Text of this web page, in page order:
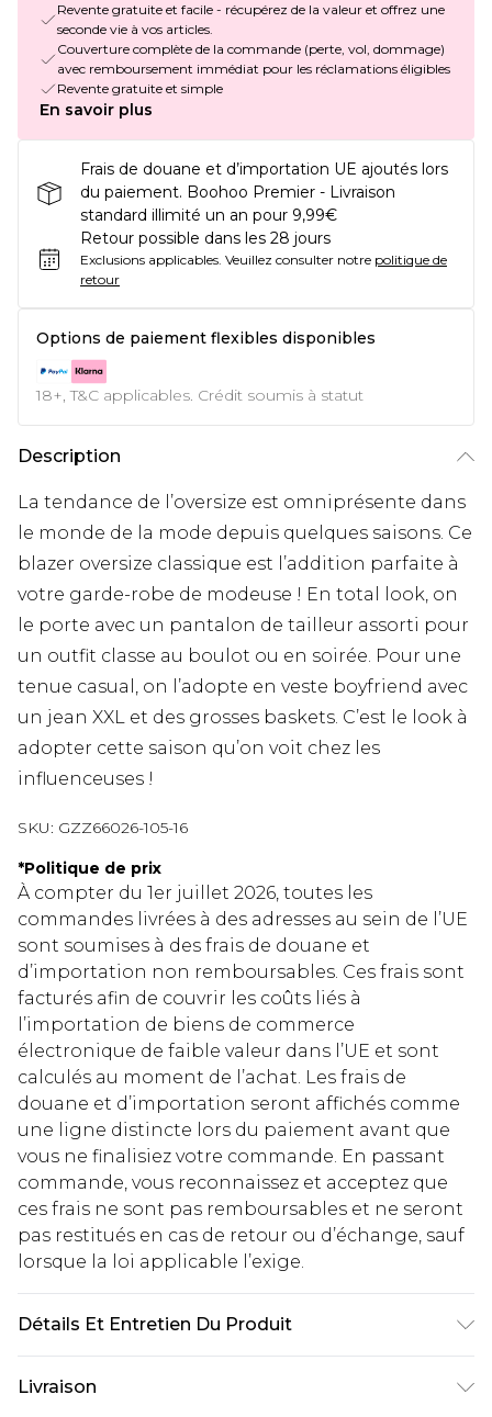
Revente gratuite et facile - récupérez de la valeur et offrez une
seconde vie à vos articles.
Couverture complète de la commande (perte, vol, dommage)
avec remboursement immédiat pour les réclamations éligibles
Revente gratuite et simple
En savoir plus
Frais de douane et d’importation UE ajoutés lors
du paiement. Boohoo Premier - Livraison
standard illimité un an pour 9,99€
Retour possible dans les 28 jours
Exclusions applicables. Veuillez consulter notre politique de
retour
Options de paiement flexibles disponibles
18+, T&C applicables. Crédit soumis à statut
Description
La tendance de l’oversize est omniprésente dans
le monde de la mode depuis quelques saisons. Ce
blazer oversize classique est l’addition parfaite à
votre garde-robe de modeuse ! En total look, on
le porte avec un pantalon de tailleur assorti pour
un outfit classe au boulot ou en soirée. Pour une
tenue casual, on l’adopte en veste boyfriend avec
un jean XXL et des grosses baskets. C’est le look à
adopter cette saison qu’on voit chez les
influenceuses !
SKU: GZZ66026-105-16
*Politique de prix
À compter du 1er juillet 2026, toutes les
commandes livrées à des adresses au sein de l’UE
sont soumises à des frais de douane et
d’importation non remboursables. Ces frais sont
facturés afin de couvrir les coûts liés à
l’importation de biens de commerce
électronique de faible valeur dans l’UE et sont
calculés au moment de l’achat. Les frais de
douane et d’importation seront affichés comme
une ligne distincte lors du paiement avant que
vous ne finalisiez votre commande. En passant
commande, vous reconnaissez et acceptez que
ces frais ne sont pas remboursables et ne seront
pas restitués en cas de retour ou d’échange, sauf
lorsque la loi applicable l’exige.
Détails Et Entretien Du Produit
Livraison